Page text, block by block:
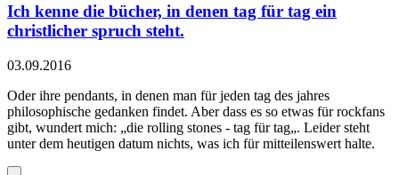
Ich kenne die bücher, in denen tag für tag ein
christlicher spruch steht.
03.09.2016
Oder ihre pendants, in denen man für jeden tag des jahres
philosophische gedanken findet. Aber dass es so etwas für rockfans
gibt, wundert mich: „die rolling stones - tag für tag„. Leider steht
unter dem heutigen datum nichts, was ich für mitteilenswert halte.